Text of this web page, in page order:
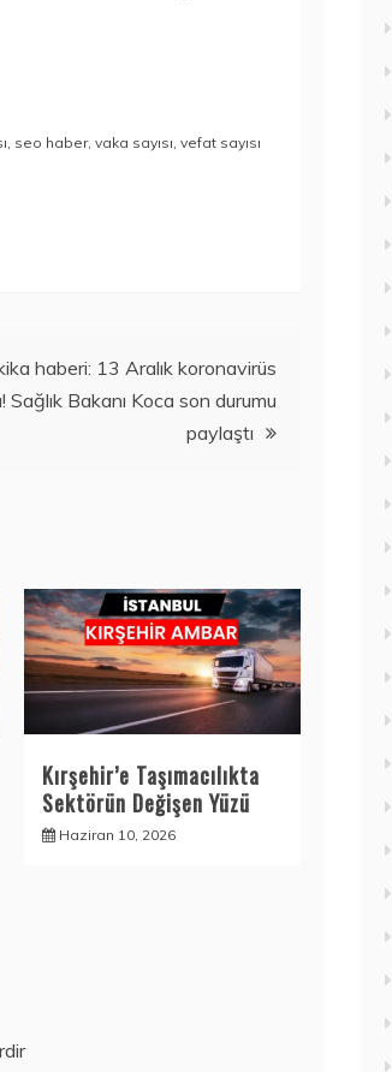
seo haber, vaka sayısı vefat sayısı
haberi: 13 Aralık koronavirüs
Sağlık Bakanı Koca son durumu
paylaştı
Kırşehir’e Taşımacılıkta
Sektörün Değişen Yüzü
Haziran 10, 2026